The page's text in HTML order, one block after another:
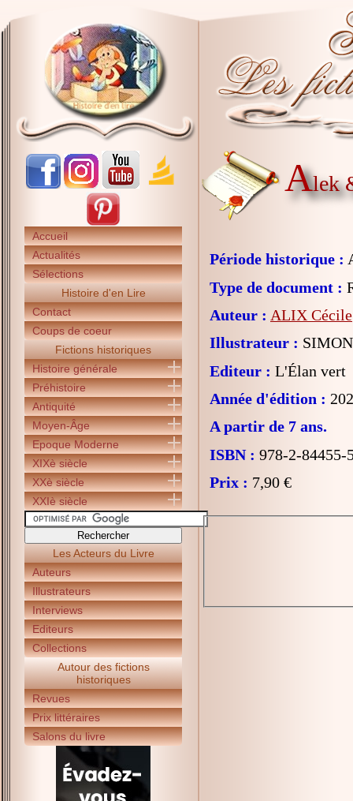
Accueil
Actualités
Sélections
Histoire d'en Lire
Contact
Coups de coeur
Fictions historiques
Histoire générale
Préhistoire
Antiquité
Moyen-Âge
Epoque Moderne
XIXè siècle
XXè siècle
XXIè siècle
Les Acteurs du Livre
Auteurs
Illustrateurs
Interviews
Editeurs
Collections
Autour des fictions
historiques
Revues
Prix littéraires
Salons du livre
Alek
Période historique :
Type de document :
Auteur : ALIX Cécile
Illustrateur :
Editeur : L'Élan vert
Année d'édition :
A partir de 7 ans.
ISBN : 978-2-84455-
Prix : 7,90 €